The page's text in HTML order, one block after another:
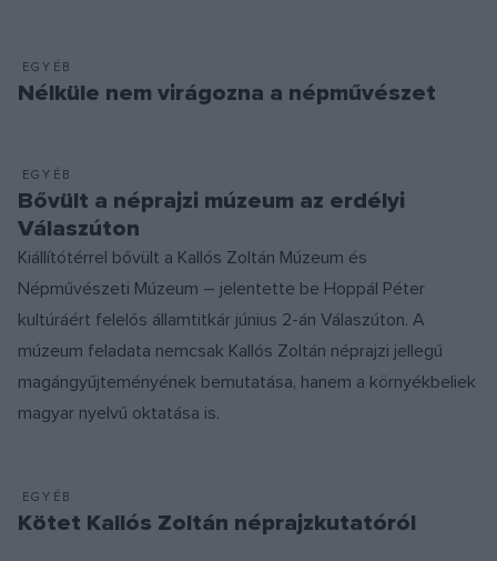
EGYÉB
Nélküle nem virágozna a népművészet
EGYÉB
Bővült a néprajzi múzeum az erdélyi
Válaszúton
Kiállítótérrel bővült a Kallós Zoltán Múzeum és
Népművészeti Múzeum – jelentette be Hoppál Péter
kultúráért felelős államtitkár június 2-án Válaszúton. A
múzeum feladata nemcsak Kallós Zoltán néprajzi jellegű
magángyűjteményének bemutatása, hanem a környékbeliek
magyar nyelvű oktatása is.
EGYÉB
Kötet Kallós Zoltán néprajzkutatóról